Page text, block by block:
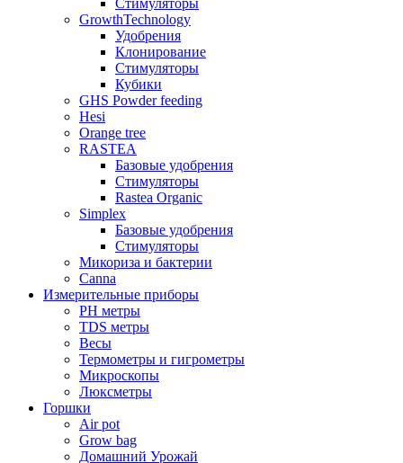
Стимуляторы
GrowthTechnology
Удобрения
Клонирование
Стимуляторы
Кубики
GHS Powder feeding
Hesi
Orange tree
RASTEA
Базовые удобрения
Стимуляторы
Rastea Organic
Simplex
Базовые удобрения
Стимуляторы
Микориза и бактерии
Canna
Измерительные приборы
PH метры
TDS метры
Весы
Термометры и гигрометры
Микроскопы
Люксметры
Горшки
Air pot
Grow bag
Домашний Урожай